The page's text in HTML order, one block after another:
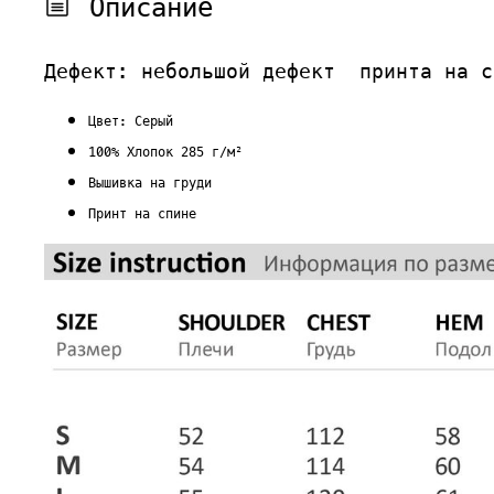
Описание
Дефект: небольшой дефект принта на
Цвет: Серый
100% Хлопок 285 г/м²
Вышивка на груди
Принт на спине